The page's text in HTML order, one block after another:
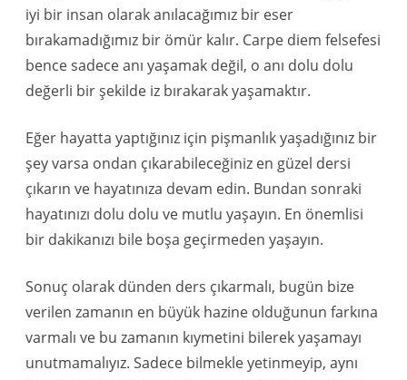
iyi bir insan olarak anılacağımız bir eser
bırakamadığımız bir ömür kalır. Carpe diem felsefesi
bence sadece anı yaşamak değil, o anı dolu dolu
değerli bir şekilde iz bırakarak yaşamaktır.
Eğer hayatta yaptığınız için pişmanlık yaşadığınız bir
şey varsa ondan çıkarabileceğiniz en güzel dersi
çıkarın ve hayatınıza devam edin. Bundan sonraki
hayatınızı dolu dolu ve mutlu yaşayın. En önemlisi
bir dakikanızı bile boşa geçirmeden yaşayın.
Sonuç olarak dünden ders çıkarmalı, bugün bize
verilen zamanın en büyük hazine olduğunun farkına
varmalı ve bu zamanın kıymetini bilerek yaşamayı
unutmamalıyız. Sadece bilmekle yetinmeyip, aynı